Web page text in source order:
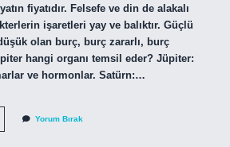
fiyatıdır. Felsefe ve din de alakalı
işaretleri yay ve balıktır. Güçlü
olan burç, burç zararlı, burç
hangi organı temsil eder? Jüpiter:
ve hormonlar. Satürn:…
Yorum Bırak